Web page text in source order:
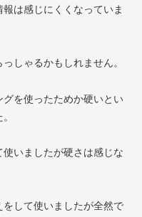
は感じにくくなっていま
しゃるかもしれません。
を使ったためか硬いとい
いましたが硬さは感じな
して使いましたが全然で